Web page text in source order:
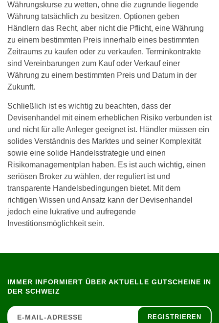
Währungskurse zu wetten, ohne die zugrunde liegende
Währung tatsächlich zu besitzen. Optionen geben
Händlern das Recht, aber nicht die Pflicht, eine Währung
zu einem bestimmten Preis innerhalb eines bestimmten
Zeitraums zu kaufen oder zu verkaufen. Terminkontrakte
sind Vereinbarungen zum Kauf oder Verkauf einer
Währung zu einem bestimmten Preis und Datum in der
Zukunft.
Schließlich ist es wichtig zu beachten, dass der
Devisenhandel mit einem erheblichen Risiko verbunden ist
und nicht für alle Anleger geeignet ist. Händler müssen ein
solides Verständnis des Marktes und seiner Komplexität
sowie eine solide Handelsstrategie und einen
Risikomanagementplan haben. Es ist auch wichtig, einen
seriösen Broker zu wählen, der reguliert ist und
transparente Handelsbedingungen bietet. Mit dem
richtigen Wissen und Ansatz kann der Devisenhandel
jedoch eine lukrative und aufregende
Investitionsmöglichkeit sein.
IMMER INFORMIERT ÜBER AKTUELLE GUTSCHEINE IN
DER SCHWEIZ
REGISTRIEREN